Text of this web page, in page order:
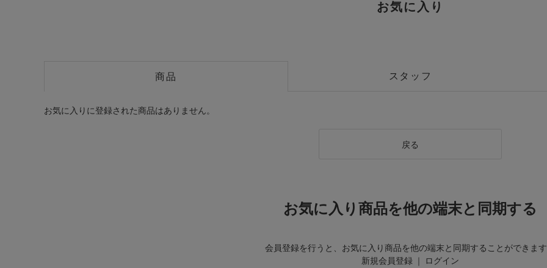
お気に入り
商品 スタッフ
お気に入りに登録された商品はありません。
戻る
お気に入り商品を他の端末と同期する
会員登録を行うと、お気に入り商品を他の端末と同期することができます
新規会員登録 ｜ ログイン